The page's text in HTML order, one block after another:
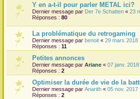
Y en a-t-il pour parler METAL ici?
Dernier message par Der 7e Schatten « 23
Réponses : 80
La problématique du retrogaming
Dernier message par benoit « 29 mars 2018
Réponses : 11
Petites annonces
Dernier message par Ariane « 07 janv.
Réponses : 2
Optimiser la durée de vie de la
Dernier message par Anarith « 05 nov. 2017
Réponses : 2